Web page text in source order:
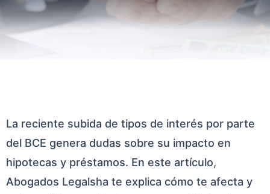
La reciente subida de tipos de interés por parte
del BCE genera dudas sobre su impacto en
hipotecas y préstamos. En este artículo,
Abogados Legalsha te explica cómo te afecta y